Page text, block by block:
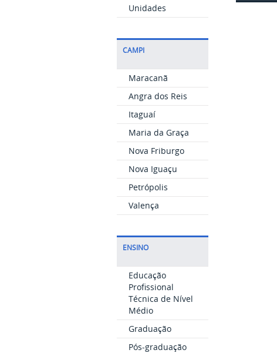
Unidades
CAMPI
Maracanã
Angra dos Reis
Itaguaí
Maria da Graça
Nova Friburgo
Nova Iguaçu
Petrópolis
Valença
ENSINO
Educação
Profissional
Técnica de Nível
Médio
Graduação
Pós-graduação